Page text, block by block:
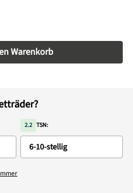
den gewünschten Wert
Warenkorb
2.2 TSN: